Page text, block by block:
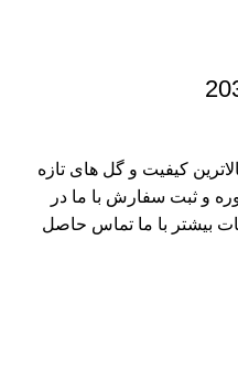
کیفیت و گل های تازه
و ثبت سفارش با ما در
بیشتر با ما تماس حاصل